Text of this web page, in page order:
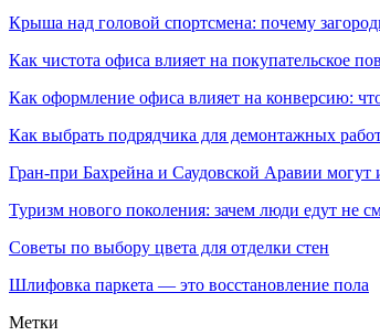
Крыша над головой спортсмена: почему
Как чистота офиса влияет на покупательское
Как оформление офиса влияет на конверсию:
Как выбрать подрядчика для демонтажных
Гран-при Бахрейна и Саудовской Аравии могут
Туризм нового поколения: зачем люди едут не
Советы по выбору цвета для отделки стен
Шлифовка паркета — это восстановление пола
Метки